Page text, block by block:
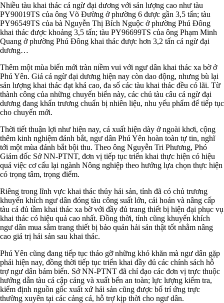
Nhiều tàu khai thác cá ngừ đại dương với sản lượng cao như tàu
PY90019TS của ông Võ Đường ở phường 6 được gần 3,5 tấn; tàu
PY96549TS của bà Nguyễn Thị Bích Nguộc ở phường Phú Đông
khai thác được khoảng 3,5 tấn; tàu PY96699TS của ông Phạm Minh
Quang ở phường Phú Đông khai thác được hơn 3,2 tấn cá ngừ đại
dương…
Thêm một mùa biển mới tràn niềm vui với ngư dân khai thác xa bờ ở
Phú Yên. Giá cá ngừ đại dương hiện nay còn dao động, nhưng bù lại
sản lượng khai thác đạt khá cao, đa số các tàu khai thác đều có lãi. Từ
thành công của những chuyến biển này, các chủ tàu câu cá ngừ đại
dương đang khẩn trương chuẩn bị nhiên liệu, nhu yếu phẩm để tiếp tục
cho chuyến mới.
Thời tiết thuận lợi như hiện nay, cá xuất hiện dày ở ngoài khơi, cộng
thêm kinh nghiệm đánh bắt, ngư dân Phú Yên hoàn toàn tự tin, nghĩ
tới một mùa đánh bắt bội thu. Theo ông Nguyễn Tri Phương, Phó
Giám đốc Sở NN-PTNT, đơn vị tiếp tục triển khai thực hiện có hiệu
quả việc cơ cấu lại ngành Nông nghiệp theo hướng lựa chọn thực hiện
có trọng tâm, trọng điểm.
Riêng trong lĩnh vực khai thác thủy hải sản, tỉnh đã có chủ trương
khuyến khích ngư dân đóng tàu công suất lớn, cải hoán và nâng cấp
tàu cá đủ tầm khai thác xa bờ với đầy đủ trang thiết bị hiện đại phục vụ
khai thác có hiệu quả cao nhất. Đồng thời, tỉnh cũng khuyến khích
ngư dân mua sắm trang thiết bị bảo quản hải sản thật tốt nhằm nâng
cao giá trị hải sản sau khai thác.
Phú Yên cũng đang tiếp tục tháo gỡ những khó khăn mà ngư dân gặp
phải hiện nay, đồng thời tiếp tục triển khai đầy đủ các chính sách hỗ
trợ ngư dân bám biển. Sở NN-PTNT đã chỉ đạo các đơn vị trực thuộc
hướng dẫn tàu cá cập cảng và xuất bến an toàn; lực lượng kiểm tra,
kiểm định nguồn gốc xuất xứ hải sản cũng được bố trí ứng trực
thường xuyên tại các cảng cá, hỗ trợ kịp thời cho ngư dân.